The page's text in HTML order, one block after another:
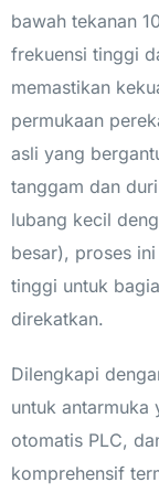
bawah tekanan
frekuensi tinggi
memastikan
permukaan
asli yang
tanggam dan
lubang kecil
besar), proses
tinggi untuk
direkatkan.
Dilengkapi
untuk antarmuka
otomatis PLC,
komprehensif